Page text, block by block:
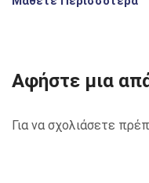
Αφήστε μια
Για να σχολιάσετε